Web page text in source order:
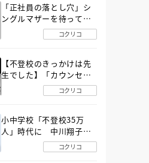
「正社員の落とし穴」シ
ングルマザーを待ってい
た“魔の２年間”【後編】
コクリコ
【不登校のきっかけは先
生でした】「カウンセリ
ングの時間」生徒の情報
をバラしたのは…《第２
コクリコ
小中学校「不登校35万
人」時代に 中川翔子さ
んが審査委員長「不登校
生動画甲子園 2026」が開
コクリコ